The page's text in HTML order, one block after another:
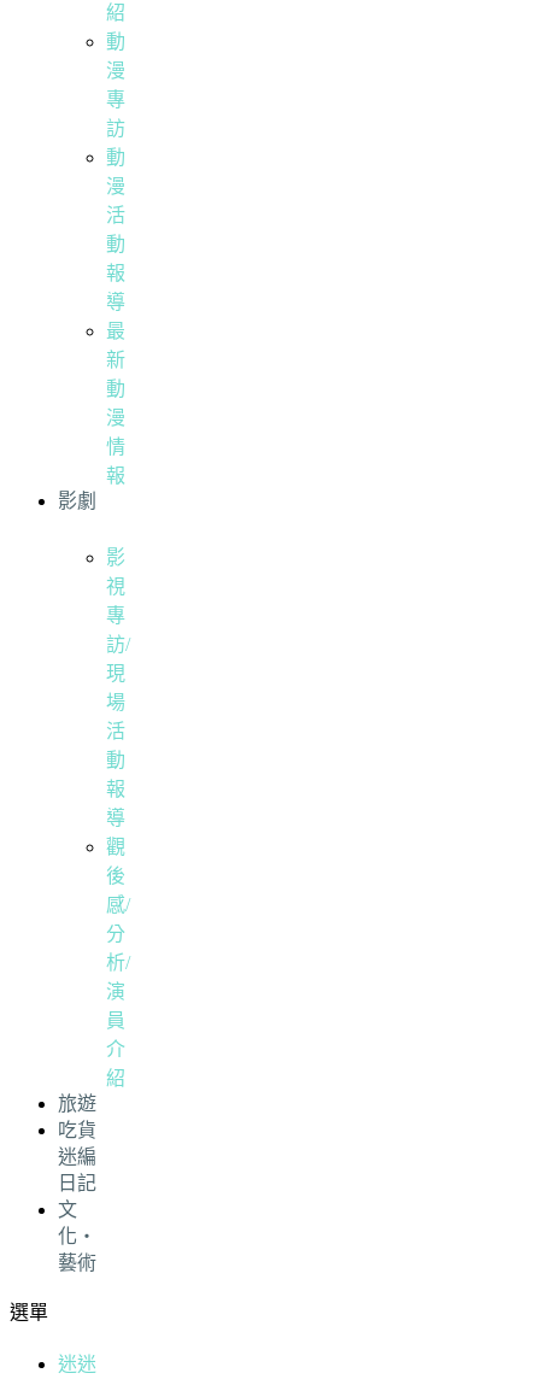
紹
動
漫
專
訪
動
漫
活
動
報
導
最
新
動
漫
情
報
影劇
影
視
專
訪/
現
場
活
動
報
導
觀
後
感/
分
析/
演
員
介
紹
旅遊
吃貨
迷編
日記
文
化・
藝術
選單
迷迷